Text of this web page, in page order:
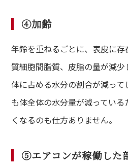
④加齢
年齢を重ねるごとに、表皮に
質細胞間脂質、皮脂の量が減
体に占める水分の割合が減って
も体全体の水分量が減ってい
くなるのも仕方ありません。
⑤エアコンが稼働した